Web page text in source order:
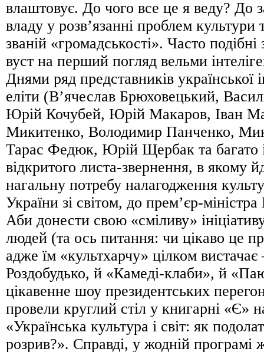
влаштовує. До чого все це я веду? До
владу у розв’язанні проблем культури
званій «громадськості». Часто подібні
вуст на перший погляд вельми
Днями ряд представників української
еліти (В’ячеслав Брюховецький,
Юрій Кочубей, Юрій Макаров, Іван
Микитенко, Володимир Панченко,
Тарас Федюк, Юрій Щербак та багато
відкритого листа-звернення, в якому
нагальну потребу налагодження
України зі світом, до прем’єр-
Аби донести свою «сміливу»
людей (та ось питання: чи цікаво це
адже їм «культхарчу» цілком вистачає
Роздобудько, й «Камеді-клаби», й
цікавенне шоу президентських
провели круглий стіл у книгарні «Є»
«Українська культура і світ: як
розрив?». Справді, у жодній програмі